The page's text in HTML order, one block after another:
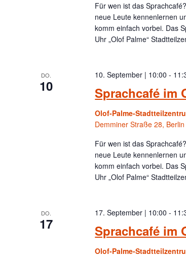
Für wen ist das
neue Leute kennenlernen
komm einfach vorbei. Das
Uhr „Olof Palme“
DO.
10 Sprachcafé im
10. September | 10:00 -
Olof-Palme-
Demminer Straße 28, Berlin
Für wen ist das
neue Leute kennenlernen
komm einfach vorbei. Das
Uhr „Olof Palme“
DO.
17 Sprachcafé im
17. September | 10:00 -
Olof-Palme-